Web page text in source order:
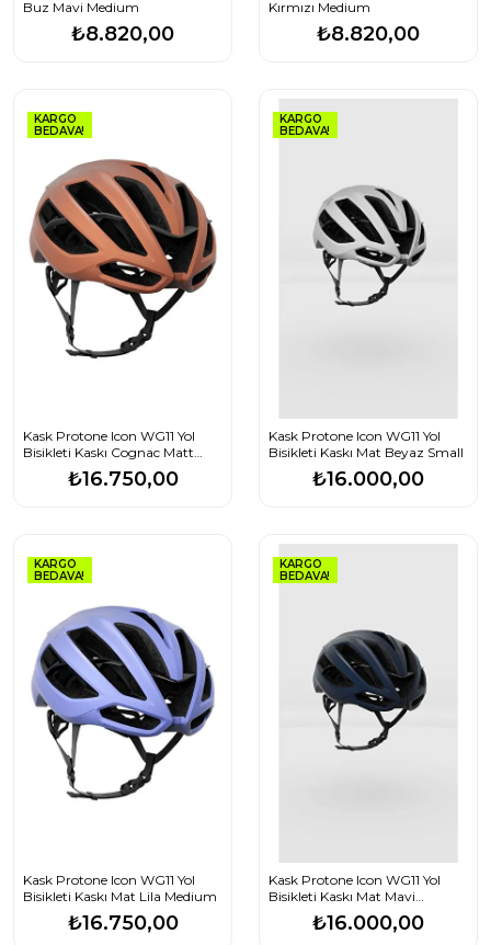
Buz Mavi Medium
₺8.820,00
Kırmızı Medium
₺8.820,00
KARGO
BEDAVA!
Kask Protone Icon WG11 Yol
Bisikleti Kaskı Cognac Matt
Medium₺16.750,00
KARGO
BEDAVA!
Kask Protone Icon WG11 Yol
Bisikleti Kaskı Mat Beyaz Small
₺16.000,00
KARGO
BEDAVA!
Kask Protone Icon WG11 Yol
Bisikleti Kaskı Mat Lila Medium
₺16.750,00
KARGO
BEDAVA!
Kask Protone Icon WG11 Yol
Bisikleti Kaskı Mat Mavi
Medium₺16.000,00